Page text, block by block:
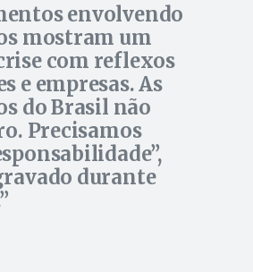
envolvendo
mostram um
com reflexos
e empresas. As
do Brasil não
Precisamos
durante